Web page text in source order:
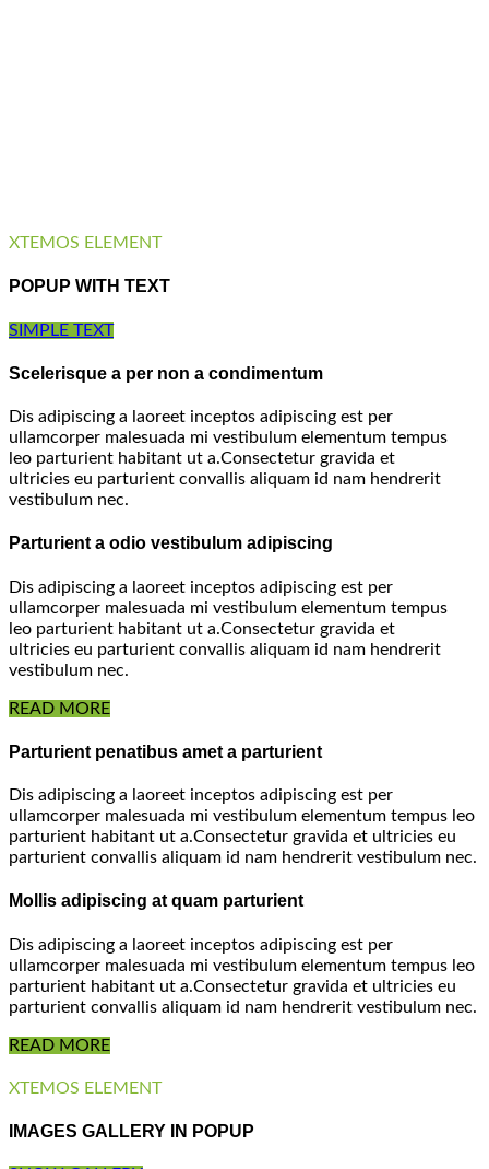
XTEMOS ELEMENT
POPUP WITH TEXT
SIMPLE TEXT
Scelerisque a per non a condimentum
Dis adipiscing a laoreet inceptos adipiscing est per
ullamcorper malesuada mi vestibulum elementum tempus
leo parturient habitant ut a.Consectetur gravida et
ultricies eu parturient convallis aliquam id nam hendrerit
vestibulum nec.
Parturient a odio vestibulum adipiscing
Dis adipiscing a laoreet inceptos adipiscing est per
ullamcorper malesuada mi vestibulum elementum tempus
leo parturient habitant ut a.Consectetur gravida et
ultricies eu parturient convallis aliquam id nam hendrerit
vestibulum nec.
READ MORE
Parturient penatibus amet a parturient
Dis adipiscing a laoreet inceptos adipiscing est per
ullamcorper malesuada mi vestibulum elementum tempus leo
parturient habitant ut a.Consectetur gravida et ultricies eu
parturient convallis aliquam id nam hendrerit vestibulum nec.
Mollis adipiscing at quam parturient
Dis adipiscing a laoreet inceptos adipiscing est per
ullamcorper malesuada mi vestibulum elementum tempus leo
parturient habitant ut a.Consectetur gravida et ultricies eu
parturient convallis aliquam id nam hendrerit vestibulum nec.
READ MORE
XTEMOS ELEMENT
IMAGES GALLERY IN POPUP